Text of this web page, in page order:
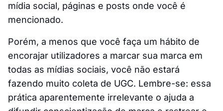
mídia social, páginas e posts onde você é
mencionado.
Porém, a menos que você faça um hábito de
encorajar utilizadores a marcar sua marca em
todas as mídias sociais, você não estará
fazendo muito coleta de UGC. Lembre-se: essa
prática aparentemente irrelevante o ajuda a